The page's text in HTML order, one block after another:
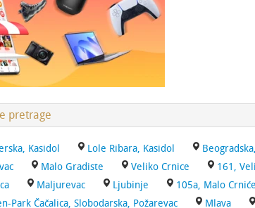
pretrage
Kasidol Lole Ribara, Kasidol
Malo Gradiste Veliko Crnice 161,
Maljurevac Ljubinje 105a, Malo Crniće
Park Čačalica, Slobodarska, Požarevac
Mlava